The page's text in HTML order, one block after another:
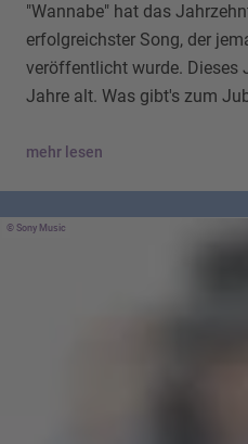
"Wannabe" hat das
erfolgreichster Song, der
veröffentlicht wurde. Dieses
Jahre alt. Was gibt's zum
mehr lesen
Sony Music